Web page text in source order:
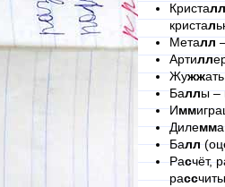
Кристалл
кристал
Металл
Артилл
Жужж
Баллы –
Имм
Дилемм
Балл
Расчёт,
расс